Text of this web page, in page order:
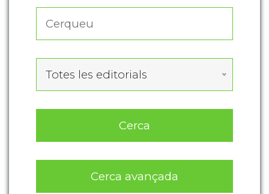
Totes les editorials
Cerca
Cerca avançada